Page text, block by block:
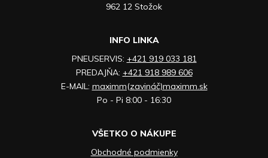
962 12 Stožok
INFO LINKA
PNEUSERVIS: +421 919 033 181
PREDAJŇA: +421 918 989 606
E-MAIL: maximm(zavináč)maximm.sk
Po - Pi 8:00 - 16:30
VŠETKO O NÁKUPE
Obchodné podmienky